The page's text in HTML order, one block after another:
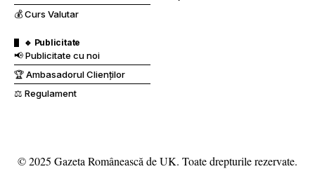
💰 Curs Valutar
🔹 Publicitate
📢 Publicitate cu noi
🏆 Ambasadorul Clienților
⚖️ Regulament
© 2025 Gazeta Românească de UK. Toate drepturile rezervate.